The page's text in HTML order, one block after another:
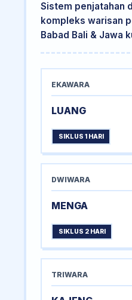
Sistem penjatahan
kompleks warisan
Babad Bali & Jawa
EKAWARA
LUANG
SIKLUS 1 HARI
DWIWARA
MENGA
SIKLUS 2 HARI
TRIWARA